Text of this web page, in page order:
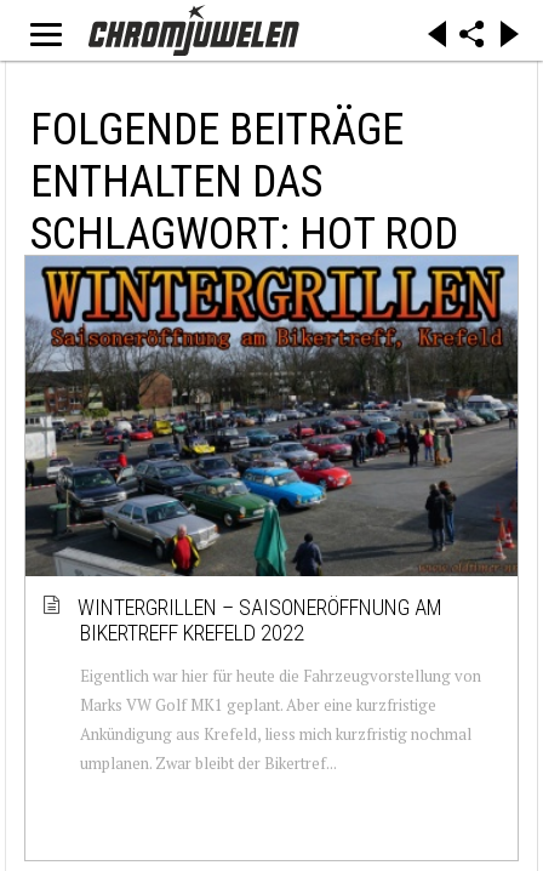
FOLGENDE BEITRÄGE
ENTHALTEN DAS
SCHLAGWORT: HOT ROD
WINTERGRILLEN – SAISONERÖFFNUNG AM
BIKERTREFF KREFELD 2022
Eigentlich war hier für heute die Fahrzeugvorstellung von
Marks VW Golf MK1 geplant. Aber eine kurzfristige
Ankündigung aus Krefeld, liess mich kurzfristig nochmal
umplanen. Zwar bleibt der Bikertref...